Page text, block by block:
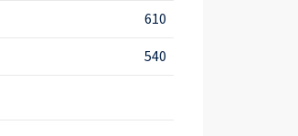
610
540